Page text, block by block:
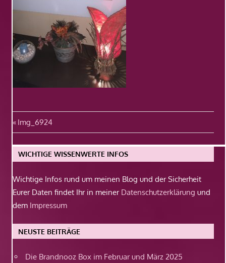
Beitragsnavigation
Vorheriger
Beitrag:
Img_6924
WICHTIGE WISSENWERTE INFOS
Wichtige Infos rund um meinen Blog und der Sicherheit
Eurer Daten findet Ihr in meiner Datenschutzerklärung und
dem Impressum
NEUSTE BEITRÄGE
Die Brandnooz Box im Februar und März 2025